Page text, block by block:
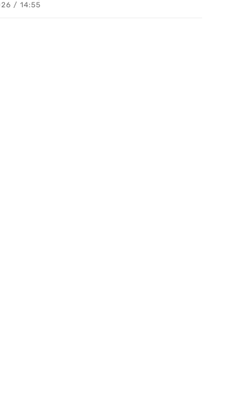
/ 14:55